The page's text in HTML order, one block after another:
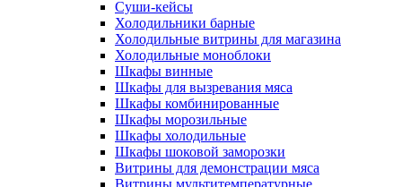
Суши-кейсы
Холодильники барные
Холодильные витрины для магазина
Холодильные моноблоки
Шкафы винные
Шкафы для вызревания мяса
Шкафы комбинированные
Шкафы морозильные
Шкафы холодильные
Шкафы шоковой заморозки
Витрины для демонстрации мяса
Витрины мультитемпературные